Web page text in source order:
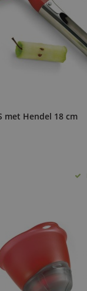
met Hendel 18 cm